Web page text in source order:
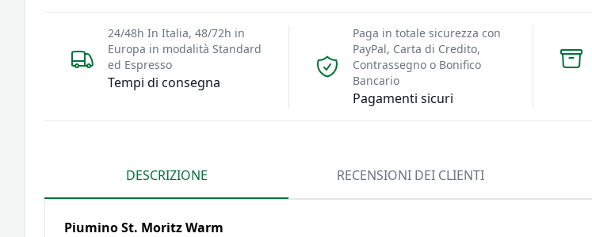
Tempi di consegna
24/48h In Italia, 48/72h in
Europa in modalità Standard
ed Espresso
Pagamenti sicuri
Paga in totale sicurezza con
PayPal, Carta di Credito,
Contrassegno o Bonifico
Bancario
DESCRIZIONE RECENSIONI DEI CLIENTI
Piumino St. Moritz Warm